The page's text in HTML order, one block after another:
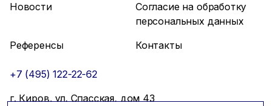
Новости
Согласие на обработку
персональных данных
Референсы
Контакты
+7 (495) 122-22-62
г. Киров, ул. Спасская, дом 43